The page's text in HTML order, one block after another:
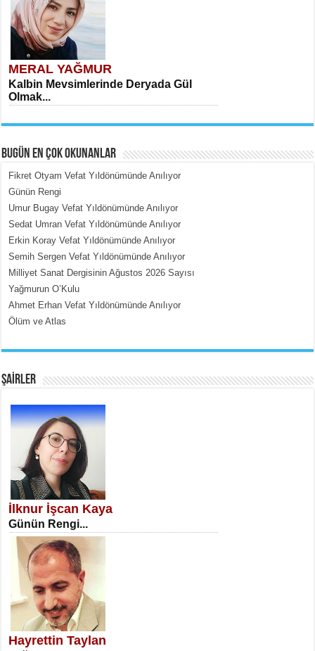
MERAL YAĞMUR
Kalbin Mevsimlerinde Deryada Gül
Olmak...
MEHMET ÇOBAN
İçerdeki Put Dışardaki Maskeler...
SATILMIŞ ÜMİT ÇETİNKAYA
Erkenlik...
NECLA DİLEK ARSLAN
Öğretmenler Günü Mahkemesi...
BUGÜN EN ÇOK OKUNANLAR
Fikret Otyam Vefat Yıldönümünde Anılıyor
Günün Rengi
Umur Bugay Vefat Yıldönümünde Anılıyor
Sedat Umran Vefat Yıldönümünde Anılıyor
Erkin Koray Vefat Yıldönümünde Anılıyor
Semih Sergen Vefat Yıldönümünde Anılıyor
Milliyet Sanat Dergisinin Ağustos 2026 Sayısı
Yağmurun O’Kulu
Ahmet Erhan Vefat Yıldönümünde Anılıyor
Ölüm ve Atlas
ŞAİRLER
İlknur İşcan Kaya
Günün Rengi...
Hayrettin Taylan